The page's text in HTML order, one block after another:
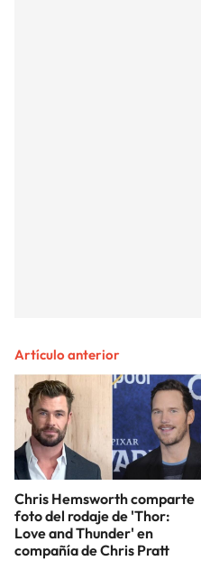
Artículo anterior
Chris Hemsworth comparte
foto del rodaje de 'Thor:
Love and Thunder' en
compañía de Chris Pratt